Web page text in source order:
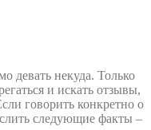
девать некуда. Только
и искать отзывы,
говорить конкретно о
следующие факты –